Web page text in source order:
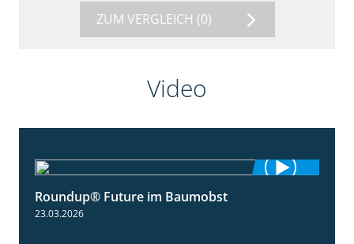
ZUM VERGLEICH (0)
Video
Roundup® Future im Baumobst
23.03.2026